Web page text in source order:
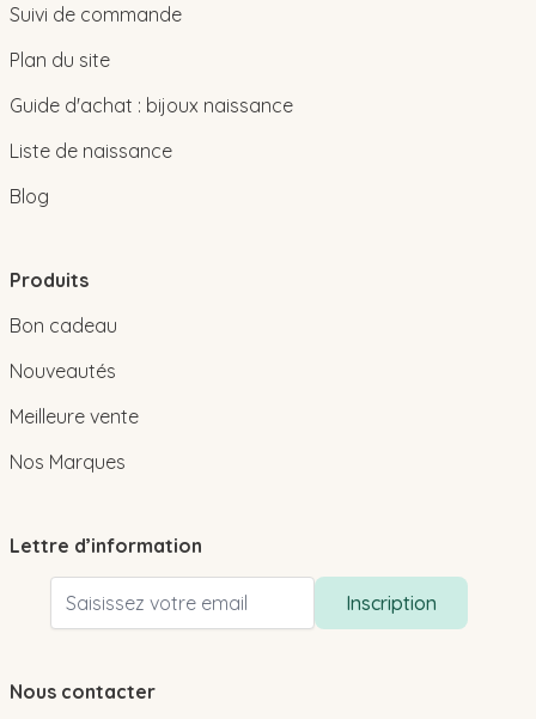
Suivi de commande
Plan du site
Guide d'achat : bijoux naissance
Liste de naissance
Blog
Produits
Bon cadeau
Nouveautés
Meilleure vente
Nos Marques
Lettre d’information
Adresse email
Inscription
Nous contacter